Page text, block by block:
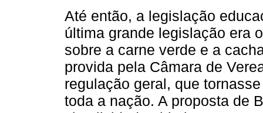
Até então, a legislação
última grande legislação era
sobre a carne verde e a
provida pela Câmara de
regulação geral, que
toda a nação. A proposta de